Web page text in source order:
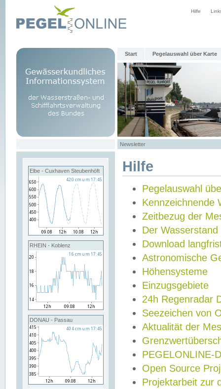
Hilfe
Start Pegelauswahl über Karte
Newsletter
Elbe - Cuxhaven Steubenhöft
RHEIN - Koblenz
DONAU - Passau
Hilfe
Pegelauswahl
Kennzeichnende
Zeitbezug der
Der Wasserstand
Download
Astronomische
Höhensysteme
Einzugsgebiete
24h Regenradar
Seezeichen von
Aktualität der
PEGELONLINE-
Open Source
Projektarbeit zur